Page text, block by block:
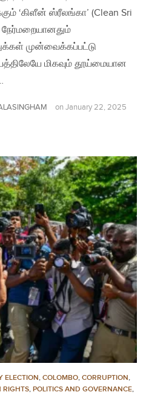
‘கிளீன் ஸ்ரீலங்கா’ (Clean Sri
நேர்மறையானதும்
முன்வைக்கப்பட்டு
மிகவும் தூய்மையான
on January 22, 2025
ELECTION, COLOMBO, CORRUPTION,
RIGHTS, POLITICS AND GOVERNANCE,